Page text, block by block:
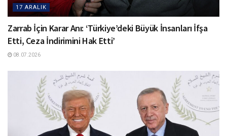
17 ARALIK
Zarrab İçin Karar Anı: ‘Türkiye’deki Büyük İnsanları İfşa
Etti, Ceza İndirimini Hak Etti’
08.07.2026